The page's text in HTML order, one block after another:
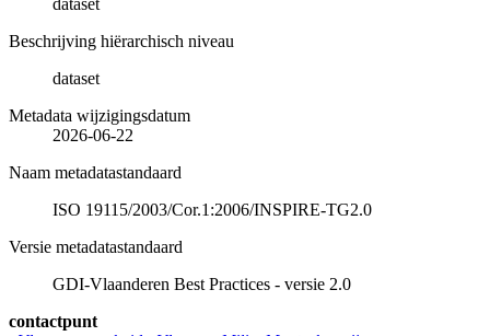
Beschrijving hiërarchisch niveau
dataset
Metadata wijzigingsdatum
2026-06-22
Naam metadatastandaard
ISO 19115/2003/Cor.1:2006/INSPIRE-TG2.0
Versie metadatastandaard
GDI-Vlaanderen Best Practices - versie 2.0
contactpunt